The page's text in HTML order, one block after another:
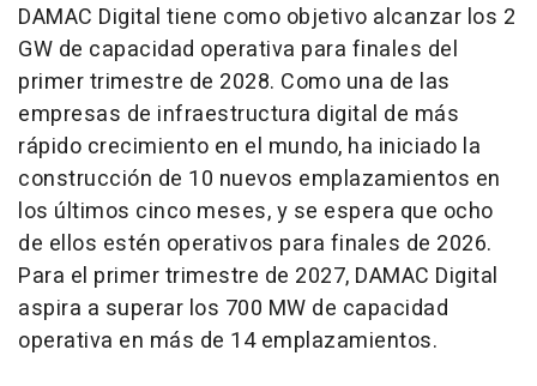
DAMAC Digital tiene como objetivo alcanzar los 2
GW de capacidad operativa para finales del
primer trimestre de 2028. Como una de las
empresas de infraestructura digital de más
rápido crecimiento en el mundo, ha iniciado la
construcción de 10 nuevos emplazamientos en
los últimos cinco meses, y se espera que ocho
de ellos estén operativos para finales de 2026.
Para el primer trimestre de 2027, DAMAC Digital
aspira a superar los 700 MW de capacidad
operativa en más de 14 emplazamientos.